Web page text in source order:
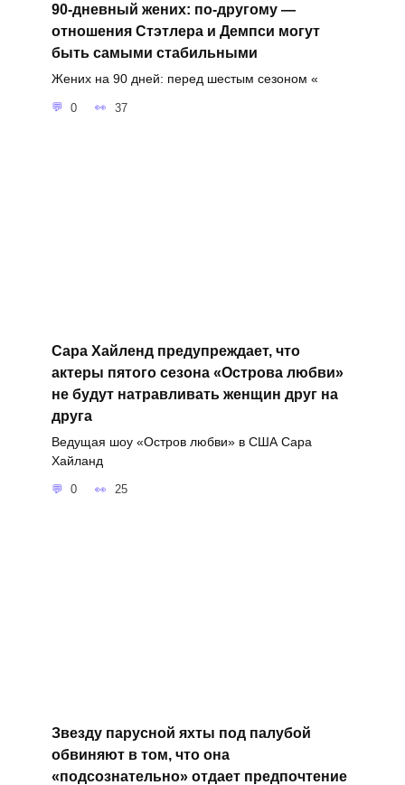
90-дневный жених: по-другому —
отношения Стэтлера и Демпси могут
быть самыми стабильными
Жених на 90 дней: перед шестым сезоном «
0 37
Сара Хайленд предупреждает, что
актеры пятого сезона «Острова любви»
не будут натравливать женщин друг на
друга
Ведущая шоу «Остров любви» в США Сара
Хайланд
0 25
Звезду парусной яхты под палубой
обвиняют в том, что она
«подсознательно» отдает предпочтение